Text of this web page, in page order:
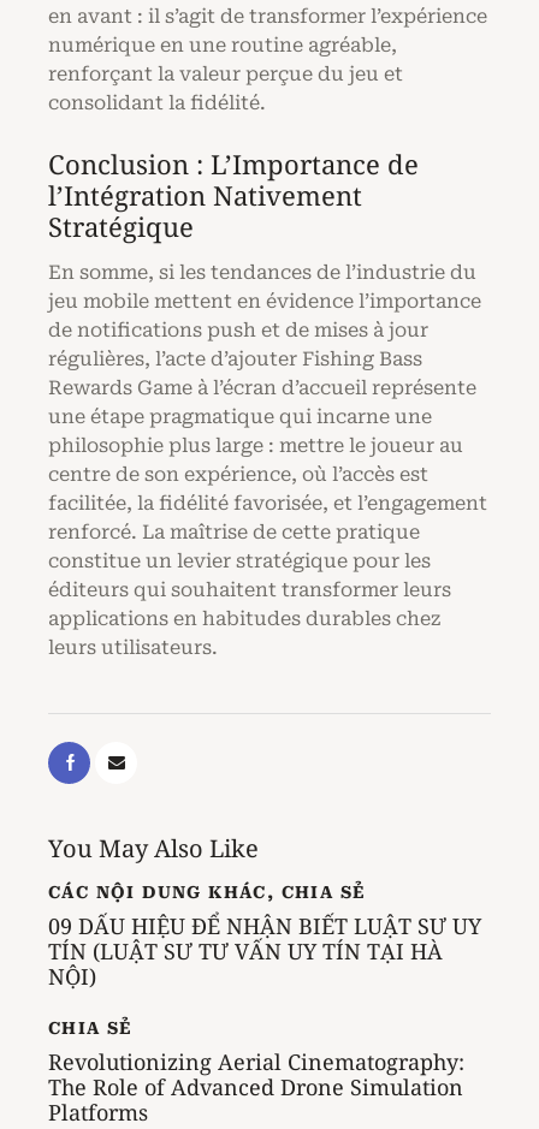
en avant : il s’agit de transformer l’expérience
numérique en une routine agréable,
renforçant la valeur perçue du jeu et
consolidant la fidélité.
Conclusion : L’Importance de
l’Intégration Nativement
Stratégique
En somme, si les tendances de l’industrie du
jeu mobile mettent en évidence l’importance
de notifications push et de mises à jour
régulières, l’acte d’ajouter Fishing Bass
Rewards Game à l’écran d’accueil représente
une étape pragmatique qui incarne une
philosophie plus large : mettre le joueur au
centre de son expérience, où l’accès est
facilitée, la fidélité favorisée, et l’engagement
renforcé. La maîtrise de cette pratique
constitue un levier stratégique pour les
éditeurs qui souhaitent transformer leurs
applications en habitudes durables chez
leurs utilisateurs.
You May Also Like
CÁC NỘI DUNG KHÁC, CHIA SẺ
09 DẤU HIỆU ĐỂ NHẬN BIẾT LUẬT SƯ UY
TÍN (LUẬT SƯ TƯ VẤN UY TÍN TẠI HÀ
NỘI)
CHIA SẺ
Revolutionizing Aerial Cinematography:
The Role of Advanced Drone Simulation
Platforms